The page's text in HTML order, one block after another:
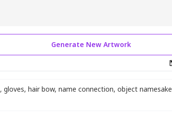
Generate New Artwork
, gloves, hair bow, name connection, object namesake